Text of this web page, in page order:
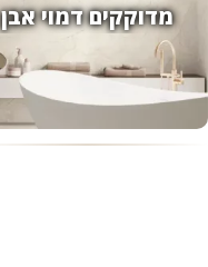
מדוקקים דמוי אבן